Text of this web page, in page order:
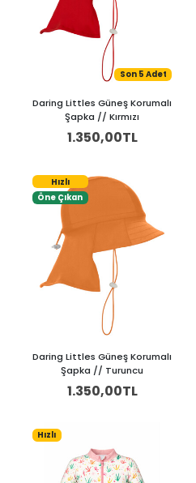
Son 5 Adet
Daring Littles Güneş Korumalı
Şapka // Kırmızı
1.350,00TL
Hızlı
Öne Çıkan
Daring Littles Güneş Korumalı
Şapka // Turuncu
1.350,00TL
Hızlı